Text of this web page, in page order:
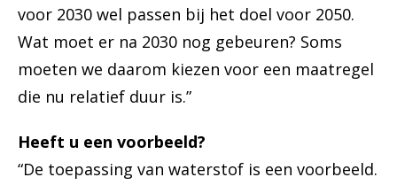
voor 2030 wel passen bij het doel voor 2050.
Wat moet er na 2030 nog gebeuren? Soms
moeten we daarom kiezen voor een maatregel
die nu relatief duur is.”
Heeft u een voorbeeld?
“De toepassing van waterstof is een voorbeeld.